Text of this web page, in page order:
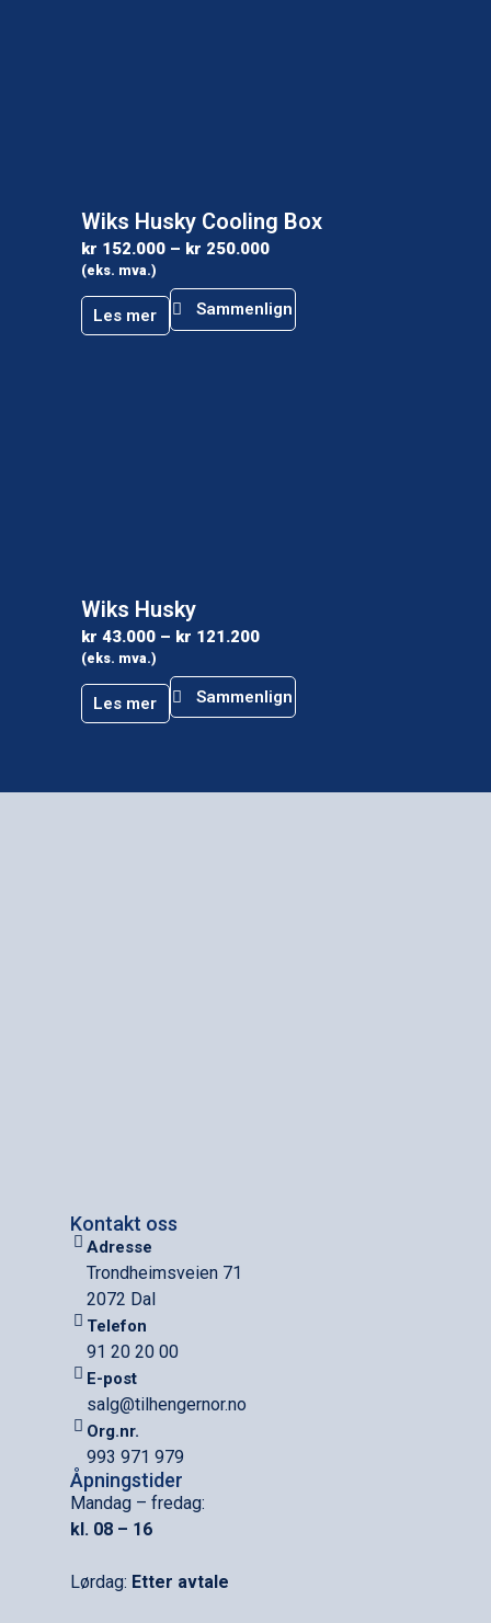
Wiks Husky Cooling Box
kr 152.000 – kr 250.000
(eks. mva.)
Les mer Sammenlign
Wiks Husky
kr 43.000 – kr 121.200
(eks. mva.)
Les mer Sammenlign
Kontakt oss
Adresse
Trondheimsveien 71
2072 Dal
Telefon
91 20 20 00
E-post
salg@tilhengernor.no
Org.nr.
993 971 979
Åpningstider
Mandag – fredag:
kl. 08 – 16
Lørdag: Etter avtale